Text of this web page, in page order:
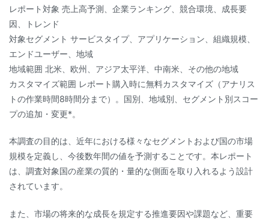
レポート対象 売上高予測、企業ランキング、競合環境、成長要
因、トレンド
対象セグメント サービスタイプ、アプリケーション、組織規模、
エンドユーザー、地域
地域範囲 北米、欧州、アジア太平洋、中南米、その他の地域
カスタマイズ範囲 レポート購入時に無料カスタマイズ（アナリス
トの作業時間8時間分まで）。国別、地域別、セグメント別スコー
プの追加・変更*。
本調査の目的は、近年における様々なセグメントおよび国の市場
規模を定義し、今後数年間の値を予測することです。本レポート
は、調査対象国の産業の質的・量的な側面を取り入れるよう設計
されています。
また、市場の将来的な成長を規定する推進要因や課題など、重要